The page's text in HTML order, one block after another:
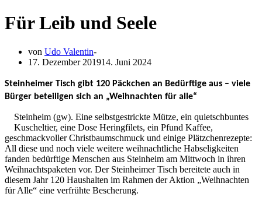
Für Leib und Seele
von Udo Valentin
17. Dezember 201914. Juni 2024
Steinheimer Tisch gibt 120 Päckchen an Bedürftige aus – viele
Bürger beteiligen sich an „Weihnachten für alle“
Steinheim (gw). Eine selbstgestrickte Mütze, ein quietschbuntes
Kuscheltier, eine Dose Heringfilets, ein Pfund Kaffee,
geschmackvoller Christbaumschmuck und einige Plätzchenrezepte:
All diese und noch viele weitere weihnachtliche Habseligkeiten
fanden bedürftige Menschen aus Steinheim am Mittwoch in ihren
Weihnachtspaketen vor. Der Steinheimer Tisch bereitete auch in
diesem Jahr 120 Haushalten im Rahmen der Aktion „Weihnachten
für Alle“ eine verfrühte Bescherung.